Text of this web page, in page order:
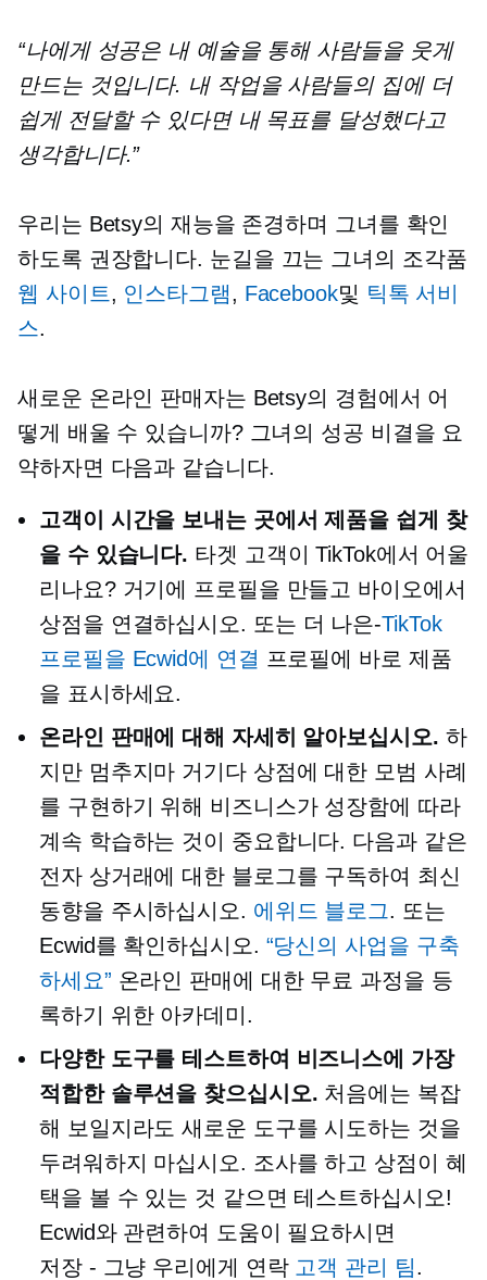
“나에게 성공은 내 예술을 통해 사람들을 웃게
만드는 것입니다. 내 작업을 사람들의 집에 더
쉽게 전달할 수 있다면 내 목표를 달성했다고
생각합니다.”
우리는 Betsy의 재능을 존경하며 그녀를 확인
하도록 권장합니다. 눈길을 끄는 그녀의 조각품
웹 사이트, 인스타그램, Facebook및 틱톡 서비
스.
새로운 온라인 판매자는 Betsy의 경험에서 어
떻게 배울 수 있습니까? 그녀의 성공 비결을 요
약하자면 다음과 같습니다.
고객이 시간을 보내는 곳에서 제품을 쉽게 찾
을 수 있습니다. 타겟 고객이 TikTok에서 어울
리나요? 거기에 프로필을 만들고 바이오에서
상점을 연결하십시오. 또는 더 나은-TikTok
프로필을 Ecwid에 연결 프로필에 바로 제품
을 표시하세요.
온라인 판매에 대해 자세히 알아보십시오. 하
지만 멈추지마 거기다상점에 대한 모범 사례
를 구현하기 위해 비즈니스가 성장함에 따라
계속 학습하는 것이 중요합니다. 다음과 같은
전자 상거래에 대한 블로그를 구독하여 최신
동향을 주시하십시오. 에위드 블로그. 또는
Ecwid를 확인하십시오. “당신의 사업을 구축
하세요” 온라인 판매에 대한 무료 과정을 등
록하기 위한 아카데미.
다양한 도구를 테스트하여 비즈니스에 가장
적합한 솔루션을 찾으십시오. 처음에는 복잡
해 보일지라도 새로운 도구를 시도하는 것을
두려워하지 마십시오. 조사를 하고 상점이 혜
택을 볼 수 있는 것 같으면 테스트하십시오!
Ecwid와 관련하여 도움이 필요하시면
저장 - 그냥 우리에게 연락 고객 관리 팀.